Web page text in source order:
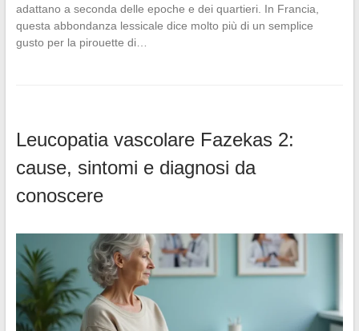
adattano a seconda delle epoche e dei quartieri. In Francia,
questa abbondanza lessicale dice molto più di un semplice
gusto per la pirouette di…
Leucopatia vascolare Fazekas 2:
cause, sintomi e diagnosi da
conoscere